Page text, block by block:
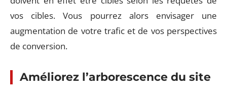
vos cibles. Vous pourrez alors envisager une
augmentation de votre trafic et de vos perspectives
de conversion.
Améliorez l’arborescence du site